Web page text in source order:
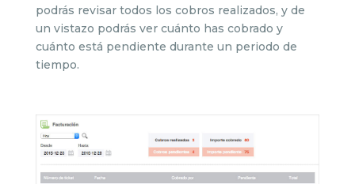
podrás revisar todos los cobros realizados, y de
un vistazo podrás ver cuánto has cobrado y
cuánto está pendiente durante un periodo de
tiempo.